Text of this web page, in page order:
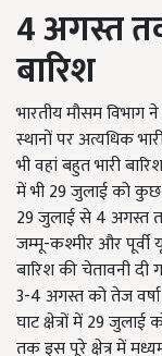
4 अगस्त
बारिश
भारतीय मौसम
स्थानों पर अत्यधिक
भी वहां बहुत भारी
में भी 29 जुलाई को कुछ
29 जुलाई से 4 अगस्त
जम्मू-कश्मीर और पूर्वी
बारिश की चेतावनी
3-4 अगस्त को तेज
घाट क्षेत्रों में 29 जुलाई
तक इस पूरे क्षेत्र में